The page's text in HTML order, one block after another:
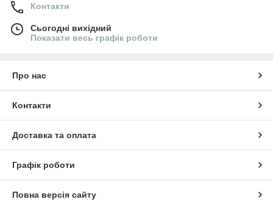
Контакти
Сьогодні вихідний
Показати весь графік роботи
Про нас
Контакти
Доставка та оплата
Графік роботи
Повна версія сайту